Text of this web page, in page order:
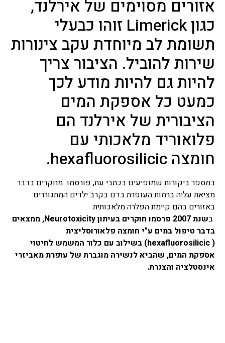
אזורים מסוימים של אירלנד,
כגוןLimerickזוהו כבעלי
תשומת לב מיוחדת עקב צינורות
שירות להוביל. הציבור צריך
להיות גם להיות מודע לכך
כמעט כל אספקת המים
הציבורית של אירלנד הם
פלואוריד מלאכותי עם
חומצהhexafluorosilicic
.
במספר ביקורות שמופיעים בכתבי עת, פורסמו מחקרים בדבר
מציאת עליה ברמות העופרת בדם בקרב ילדים המתגוררים
באזורים בהם קיימת הפלרה מלאכותית
שנת 2007 פרסמו חוקרים בעיתון Neurotoxicity, ממצאים
בדבר טיפול במים ע"י חומצה פלאורוסליצית
hexafluorosilicic) בשילוב עם כלור המשמש לחיטוי
אספקת המים, שהביא לנשירה מוגברת של עופרת מאביזרי
אינסטלציה והצנרת.